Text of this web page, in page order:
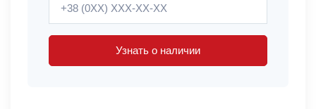
Узнать о наличии